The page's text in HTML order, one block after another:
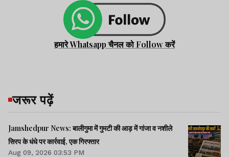
हमारे Whatsapp चैनल को Follow करें
जरूर पढ़ें
Jamshedpur News: बालीगुमा में गुमटी की आड़ में गांजा व नशीले
सिरप के धंधे पर कार्रवाई, एक गिरफ्तार
Aug 09, 2026 03:53 PM